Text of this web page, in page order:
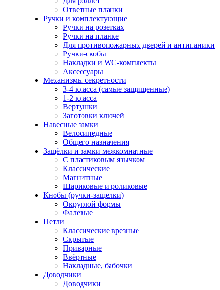
Ответные планки
Ручки и комплектующие
Ручки на розетках
Ручки на планке
Для противопожарных дверей и антипаники
Ручки-скобы
Накладки и WC-комплекты
Аксессуары
Механизмы секретности
3-4 класса (самые защищенные)
1-2 класса
Вертушки
Заготовки ключей
Навесные замки
Велосипедные
Общего назначения
Защёлки и замки межкомнатные
С пластиковым язычком
Классические
Магнитные
Шариковые и роликовые
Кнобы (ручки-защелки)
Округлой формы
Фалевые
Петли
Классические врезные
Скрытые
Приварные
Ввёртные
Накладные, бабочки
Доводчики
Доводчики